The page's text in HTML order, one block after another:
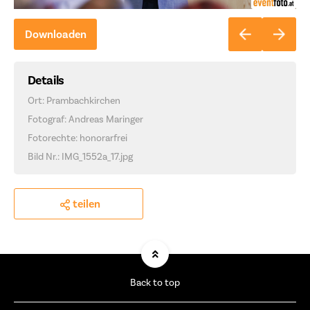
Downloaden
Details
Ort: Prambachkirchen
Fotograf: Andreas Maringer
Fotorechte: honorarfrei
Bild Nr.: IMG_1552a_17.jpg
teilen
Back to top